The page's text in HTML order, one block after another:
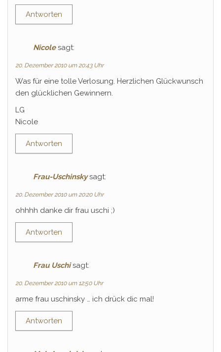
Antworten
Nicole sagt:
20. Dezember 2010 um 20:43 Uhr
Was für eine tolle Verlosung. Herzlichen Glückwunsch
den glücklichen Gewinnern.
LG
Nicole
Antworten
Frau-Uschinsky sagt:
20. Dezember 2010 um 20:20 Uhr
ohhhh danke dir frau uschi ;)
Antworten
Frau Uschi sagt:
20. Dezember 2010 um 12:50 Uhr
arme frau uschinsky … ich drück dic mal!
Antworten